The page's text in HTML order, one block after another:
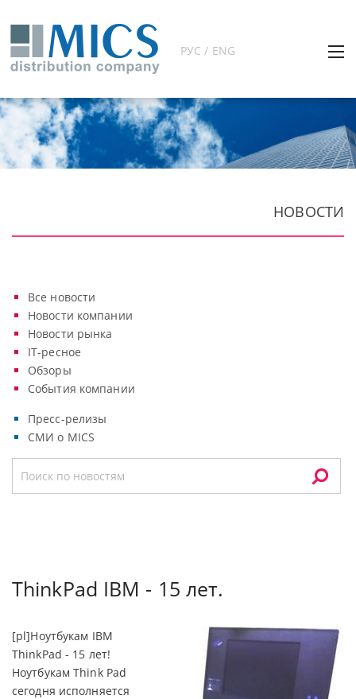
РУС / ENG
НОВОСТИ
Все новости
Новости компании
Новости рынка
IT-ресное
Обзоры
События компании
Пресс-релизы
СМИ о MICS
ThinkPad IBM - 15 лет.
[pl]Ноутбукам IBM
ThinkPad - 15 лет!
Ноутбукам Think Pad
сегодня исполняется